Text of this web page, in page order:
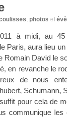
, photos et
à midi, au
Paris, aura lieu
Romain David le
en revanche le
de nous
Schumann,
pour cela de
communique les